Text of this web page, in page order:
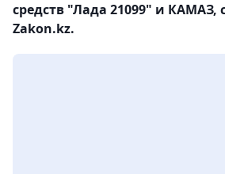
средств "Лада 21099" и КАМАЗ,
Zakon.kz.